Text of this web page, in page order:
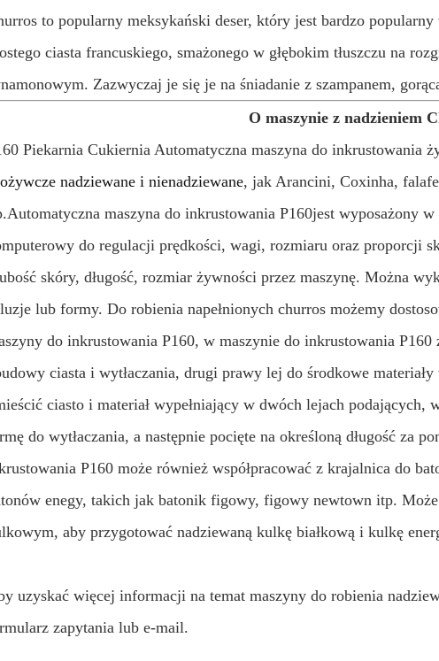
to popularny meksykański deser, który jest bardzo
ciasta francuskiego, smażonego w głębokim tłuszczu na
Zazwyczaj je się je na śniadanie z szampanem,
O maszynie z nadzieniem
Piekarnia Cukiernia Automatyczna maszyna do inkrustowania
nadziewane i nienadziewane, jak Arancini, Coxinha,
Automatyczna maszyna do inkrustowania P160jest wyposażony
do regulacji prędkości, wagi, rozmiaru oraz proporcji
skóry, długość, rozmiar żywności przez maszynę. Można
lub formy. Do robienia napełnionych churros możemy
do inkrustowania P160, w maszynie do inkrustowania
ciasta i wytłaczania, drugi prawy lej do środkowe
ciasto i materiał wypełniający w dwóch lejach podających,
do wytłaczania, a następnie pocięte na określoną długość za
P160 może również współpracować z krajalnica do
enegy, takich jak batonik figowy, figowy newtown itp. Może
aby przygotować nadziewaną kulkę białkową i kulkę
uzyskać więcej informacji na temat maszyny do robienia
zapytania lub e-mail.